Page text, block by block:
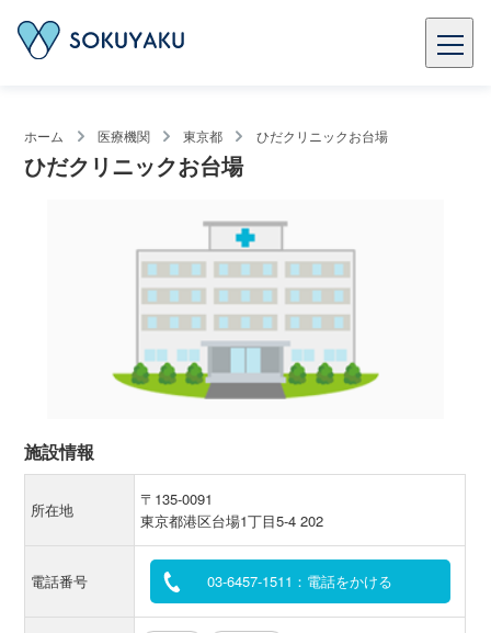
ホーム 医療機関 東京都 ひだクリニックお台場
ひだクリニックお台場
施設情報
所在地
〒135-0091
東京都港区台場1丁目5-4 202
電話番号 03-6457-1511：電話をかける